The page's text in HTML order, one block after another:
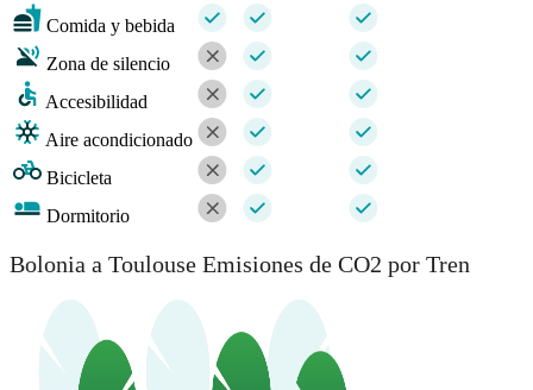
Comida y bebida
Zona de silencio
Accesibilidad
Aire acondicionado
Bicicleta
Dormitorio
Bolonia a Toulouse Emisiones de CO2 por Tren